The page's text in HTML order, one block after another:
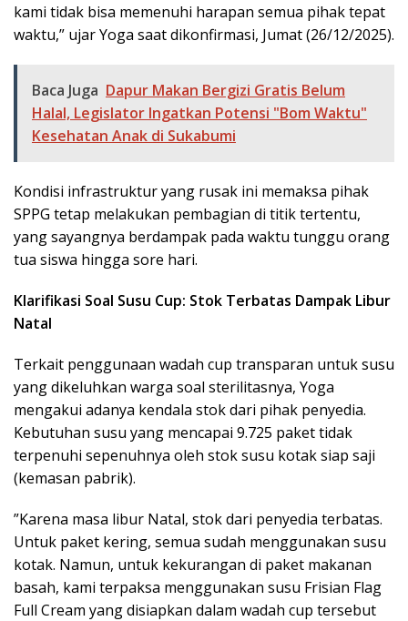
kami tidak bisa memenuhi harapan semua pihak tepat
waktu,” ujar Yoga saat dikonfirmasi, Jumat (26/12/2025).
Baca Juga Dapur Makan Bergizi Gratis Belum
Halal, Legislator Ingatkan Potensi "Bom Waktu"
Kesehatan Anak di Sukabumi
​Kondisi infrastruktur yang rusak ini memaksa pihak
SPPG tetap melakukan pembagian di titik tertentu,
yang sayangnya berdampak pada waktu tunggu orang
tua siswa hingga sore hari.
Klarifikasi Soal Susu Cup: Stok Terbatas Dampak Libur
Natal
​Terkait penggunaan wadah cup transparan untuk susu
yang dikeluhkan warga soal sterilitasnya, Yoga
mengakui adanya kendala stok dari pihak penyedia.
Kebutuhan susu yang mencapai 9.725 paket tidak
terpenuhi sepenuhnya oleh stok susu kotak siap saji
(kemasan pabrik).
​”Karena masa libur Natal, stok dari penyedia terbatas.
Untuk paket kering, semua sudah menggunakan susu
kotak. Namun, untuk kekurangan di paket makanan
basah, kami terpaksa menggunakan susu Frisian Flag
Full Cream yang disiapkan dalam wadah cup tersebut